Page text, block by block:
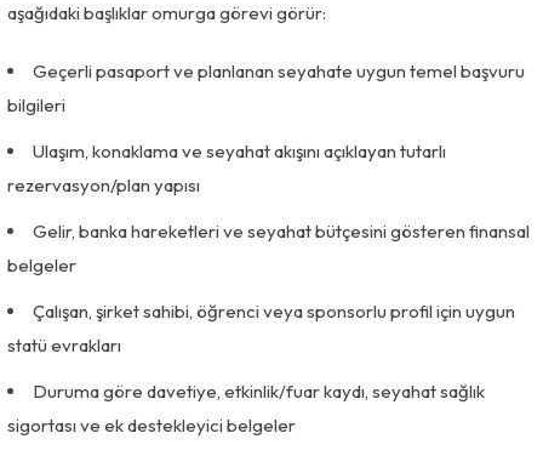
aşağıdaki başlıklar omurga görevi görür:
Geçerli pasaport ve planlanan seyahate uygun temel başvuru
bilgileri
Ulaşım, konaklama ve seyahat akışını açıklayan tutarlı
rezervasyon/plan yapısı
Gelir, banka hareketleri ve seyahat bütçesini gösteren finansal
belgeler
Çalışan, şirket sahibi, öğrenci veya sponsorlu profil için uygun
statü evrakları
Duruma göre davetiye, etkinlik/fuar kaydı, seyahat sağlık
sigortası ve ek destekleyici belgeler